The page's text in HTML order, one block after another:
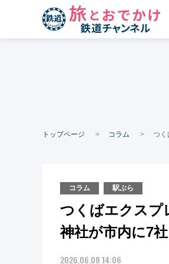
トップページ コラム つ
コラム 駅ぶら
つくばエクス
神社が市内に7社
2026.06.08 14:06